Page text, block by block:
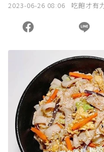
2023-06-26 08:06 吃飽才有